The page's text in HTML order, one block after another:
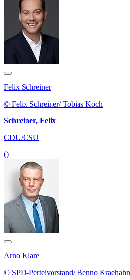
Felix Schreiner
© Felix Schreiner/ Tobias Koch
Schreiner, Felix
CDU/CSU
()
Arno Klare
© SPD-Perteivorstand/ Benno Kraehahn